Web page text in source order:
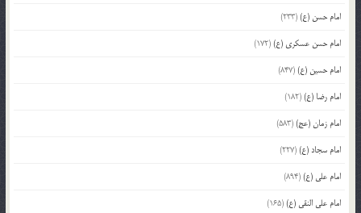
امام حسن (ع)(233)
امام حسن عسکری (ع)(172)
امام حسین (ع)(847)
امام رضا (ع)(182)
امام زمان (عج)(583)
امام سجاد (ع)(227)
امام علی (ع)(894)
امام علی النقی (ع)(165)